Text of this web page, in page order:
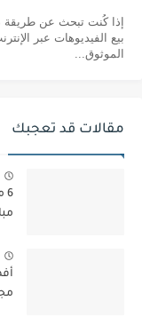
إذا كُنت تبحث عن طريقة
بيع الفيديوهات عبر
الموثوق...
مقالات قد تعجبك